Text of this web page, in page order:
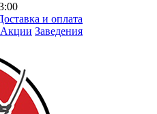
и оплата
Акции Заведения